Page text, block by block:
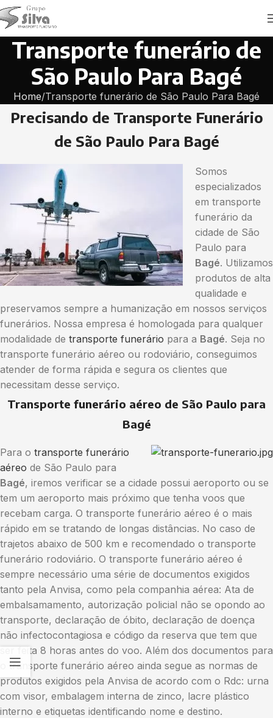
Transporte funerário de
São Paulo Para Bagé
Home Transporte funerário de São Paulo Para Bagé
Precisando de Transporte Funerário
de São Paulo Para Bagé
Somos
especializados
em transporte
funerário da
cidade de São
Paulo para
Bagé. Utilizamos
produtos de alta
qualidade e
preservamos sempre a humanização em nossos serviços
funerários. Nossa empresa é homologada para qualquer
modalidade de transporte funerário para a Bagé. Seja no
transporte funerário aéreo ou rodoviário, conseguimos
atender de forma rápida e segura os clientes que
necessitam desse serviço.
Transporte funerário aéreo de São Paulo para
Bagé
Para o transporte funerário
aéreo de São Paulo para
Bagé, iremos verificar se a cidade possui aeroporto ou se
tem um aeroporto mais próximo que tenha voos que
recebam carga. O transporte funerário aéreo é o mais
rápido em se tratando de longas distâncias. No caso de
trajetos abaixo de 500 km e recomendado o transporte
funerário rodoviário. O transporte funerário aéreo é
sempre necessário uma série de documentos exigidos
tanto pela Anvisa, como pela companhia aérea: Ata de
embalsamamento, autorização policial não se opondo ao
transporte, declaração de óbito, declaração de doença
não infectocontagiosa e código da reserva que tem que
ser feita 8 horas antes do voo. Além dos documentos para
o transporte funerário aéreo ainda segue as normas de
produtos exigidos pela Anvisa de acordo com o Rdc: urna
com visor, embalagem interna de zinco, lacre plástico
interno e etiquetas identificando nome e destino.